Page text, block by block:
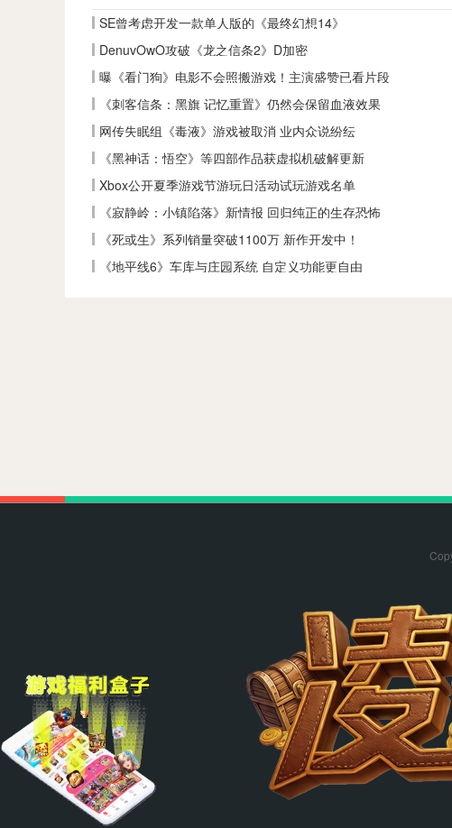
SE曾考虑开发一款单人版的《最终幻想14》
DenuvOwO攻破《龙之信条2》D加密
曝《看门狗》电影不会照搬游戏！主演盛赞已看片段
《刺客信条：黑旗 记忆重置》仍然会保留血液效果
网传失眠组《毒液》游戏被取消 业内众说纷纭
《黑神话：悟空》等四部作品获虚拟机破解更新
Xbox公开夏季游戏节游玩日活动试玩游戏名单
《寂静岭：小镇陷落》新情报 回归纯正的生存恐怖
《死或生》系列销量突破1100万 新作开发中！
《地平线6》车库与庄园系统 自定义功能更自由